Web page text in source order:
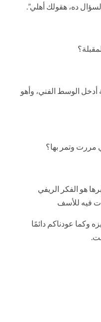
ده، هقولك أهلي”.
أدخل الوسط الفني، وأهو
مررت وتمر بها؟
هو الفكر الريفي
فيه للأسف
وكما عودناكم دائمًا